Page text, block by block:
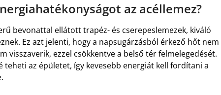
az acéllemez?
bevonattal ellátott trapéz- és cserepeslemezek, kiváló
Ez azt jelenti, hogy a napsugárzásból érkező hőt nem
visszaverik, ezzel csökkentve a belső tér felmelegedését.
teheti az épületet, így kevesebb energiát kell fordítani a